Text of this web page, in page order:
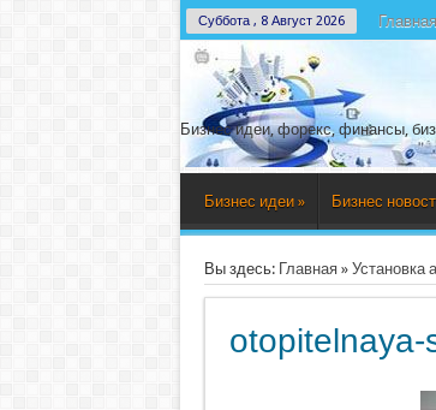
Суббота , 8 Август 2026 Главная
Бизнес идеи, форекс, финансы,
Бизнес идеи » Бизнес
Вы здесь: Главная» Установка
otopitelnaya-